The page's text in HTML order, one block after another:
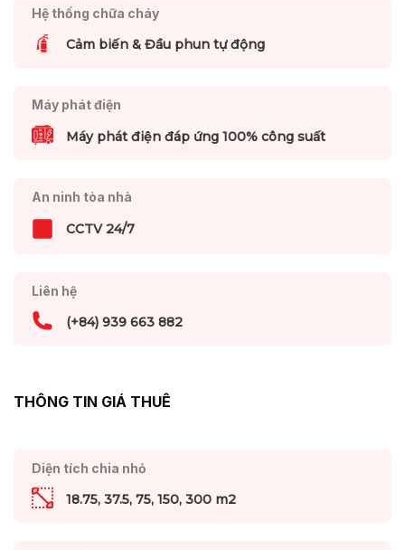
Hệ thống chữa cháy
Cảm biến & Đầu phun tự động
Máy phát điện
Máy phát điện đáp ứng 100% công suất
An ninh tòa nhà
CCTV 24/7
Liên hệ
(+84) 939 663 882
THÔNG TIN GIÁ THUÊ
Diện tích chia nhỏ
18.75, 37.5, 75, 150, 300 m2